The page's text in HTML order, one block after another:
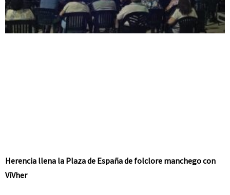
Herencia llena la Plaza de España de folclore manchego con
ViVher